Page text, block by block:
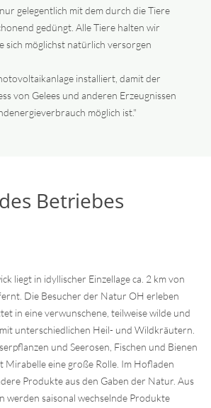
gelegentlich mit dem durch die Tiere
gedüngt. Alle Tiere halten wir
sich möglichst natürlich versorgen
installiert, damit der
von Gelees und anderen Erzeugnissen
möglich ist."
Betriebes
liegt in idyllischer Einzellage ca. 2 km von
Die Besucher der Natur OH erleben
in eine verwunschene, teilweise wilde und
unterschiedlichen Heil- und Wildkräutern.
und Seerosen, Fischen und Bienen
Mirabelle eine große Rolle. Im Hofladen
Produkte aus den Gaben der Natur. Aus
werden saisonal wechselnde Produkte